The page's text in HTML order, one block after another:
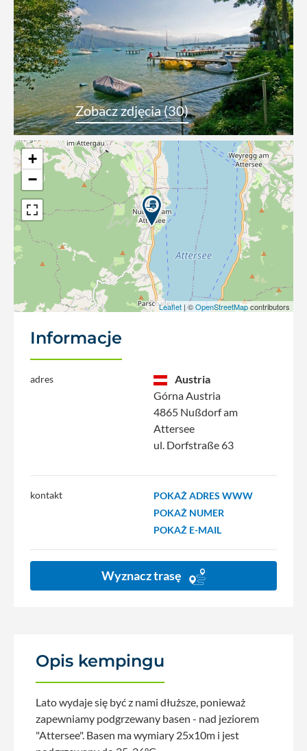
Zobacz zdjęcia (30)
+
−
Leaflet | ©OpenStreetMapcontributors
Informacje
adres
Austria
Górna Austria
4865 Nußdorf am
Attersee
ul. Dorfstraße 63
kontakt
POKAŻ ADRES WWW
POKAŻ NUMER
POKAŻ E-MAIL
Wyznacz trasę
Opis kempingu
Lato wydaje się być z nami dłuższe, ponieważ
zapewniamy podgrzewany basen - nad jeziorem
"Attersee". Basen ma wymiary 25x10m i jest